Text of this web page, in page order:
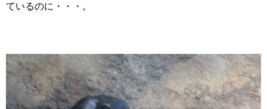
ているのに・・・。